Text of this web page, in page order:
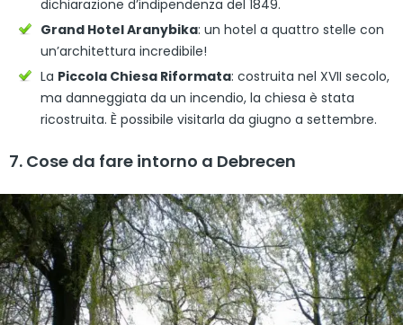
dichiarazione d’indipendenza del 1849.
Grand Hotel Aranybika: un hotel a quattro stelle con
un’architettura incredibile!
La Piccola Chiesa Riformata: costruita nel XVII secolo,
ma danneggiata da un incendio, la chiesa è stata
ricostruita. È possibile visitarla da giugno a settembre.
7. Cose da fare intorno a Debrecen